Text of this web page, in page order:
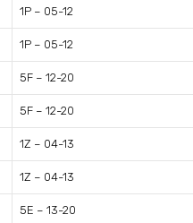
1P – 05-12
1P – 05-12
5F – 12-20
5F – 12-20
1Z – 04-13
1Z – 04-13
5E – 13-20